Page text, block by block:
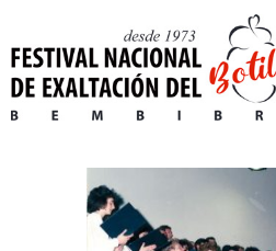
to
content
O Festival